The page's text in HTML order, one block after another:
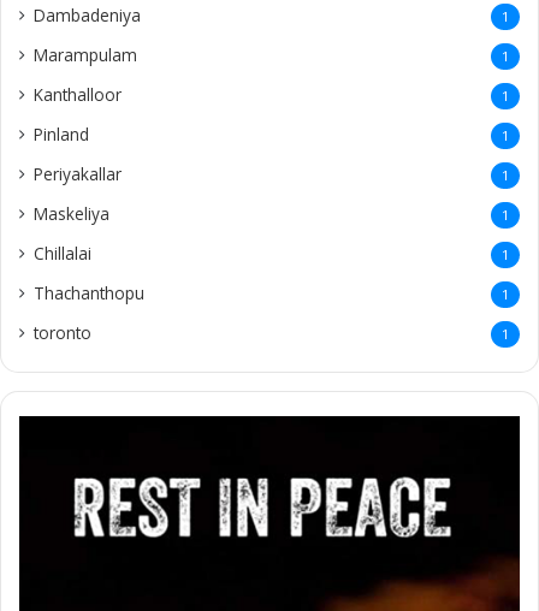
Dambadeniya 1
Marampulam 1
Kanthalloor 1
Pinland 1
Periyakallar 1
Maskeliya 1
Chillalai 1
Thachanthopu 1
toronto 1